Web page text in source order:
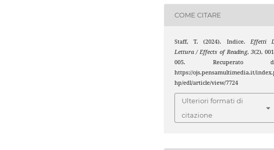
COME CITARE
Staff, T. (2024). Indice. Effetti
Lettura / Effects of Reading, 3(2),
005. Recuperato
https://ojs.pensamultimedia.it/
hp/edl/article/view/7724
Ulteriori formati di
citazione